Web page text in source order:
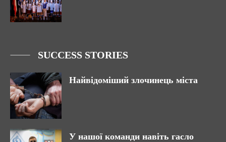
SUCCESS STORIES
Найвідоміший злочинець міста
У нашої команди навіть гасло